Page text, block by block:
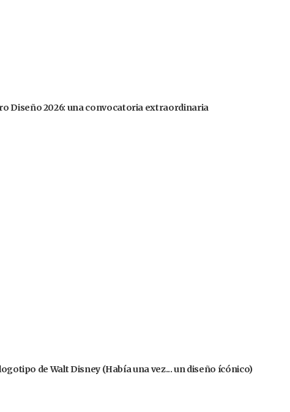
Diseño 2026: una convocatoria extraordinaria
de Walt Disney (Había una vez... un diseño ícónico)